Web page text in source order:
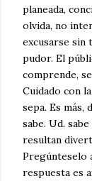
planeada,
olvida, no
excusarse sin
pudor. El
comprende,
Cuidado con
sepa. Es más,
sabe. Ud.
resultan
Pregúnteselo
respuesta es